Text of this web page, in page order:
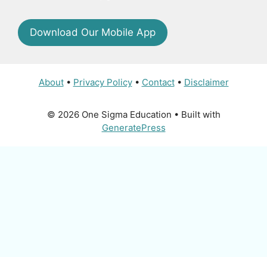
Download Our Mobile App
About• Privacy Policy• Contact• Disclaimer
© 2026 One Sigma Education • Built with
GeneratePress